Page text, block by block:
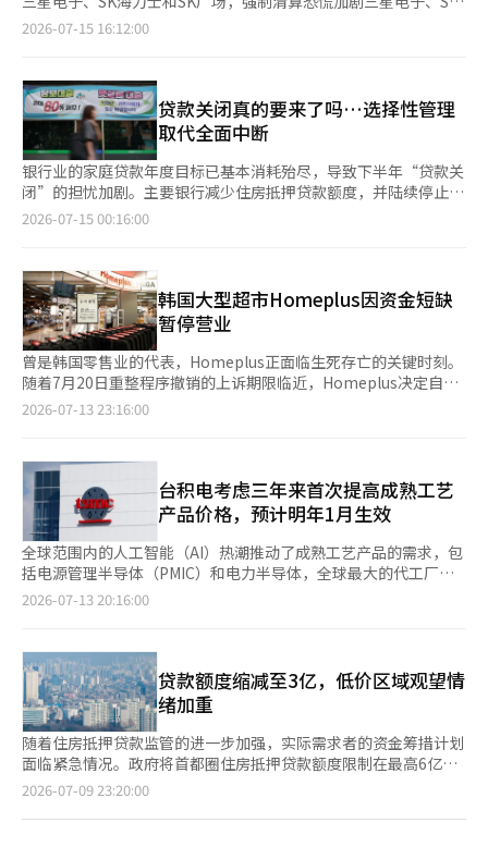
据当地消费特征和区域商业特点进行战略性开店，进一步加大对东
南亚市场的攻势。BBQ目前在57个国家运营着800多家海外门店。
中心，持续扩大品牌据点，进一步巩固在越南的业务基础。未来，
我们将继续围绕主要城市的战略商业区提升品牌竞争力，持续拓展
东南亚市场。”※ 本报道经人工智能（AI）系统翻译与编辑。
倍，7-Eleven中国游客消费额激增96倍，欧利芙洋（Olive
Young）瑞山门店外籍游客销售额也增长2.5倍。 济州方面，在中
长19%，Olive Young西归浦门店销售额增长94%，接近翻倍。这
一趋势显示，外籍游客消费正从传统购物场所扩展至便利店、美妆
店等日常生活消费渠道。 百货店方面，今年上半年，乐天百货釜
山总店、乐天购物中心东釜山店外籍游客销售额同比分别增长
125%和150%，新世界百货Centum City店增长约226%。业内认
为，外籍游客消费正逐步从首尔核心商圈向地方主要商圈扩散。
这一变化与外籍游客赴地方旅游人数持续增加密切相关。韩国机场
公社数据显示，今年1至5月，经金海、济州、大邱、清州和襄阳五
历史新高，增幅远高于首都圈机场的水平（17%）。随着国际航线
陆续恢复、邮轮停靠港不断增加，外籍游客的活动范围正持续扩
大。 旅游平台数据也印证了这一趋势。携程集团数据显示，今年7
至8月旅游旺季期间，外籍游客在韩国国内铁路预订量同比增长约
161%。其中，首尔至大田线路增幅最为突出，达1840%；首尔至
全州增长989%，首尔至江陵增长415%，首尔至庆州增长300%。
携程目前正与加平小法国村、南怡岛、济州等地方旅游景点合作推
出旅游产品，并加强与釜山市、庆尚北道及忠清南北道等地方政府
扣活动；百货店则扩大人工智能（AI）实时翻译服务和全球支付系
统，引入中国线上平台，并推出针对不同国家游客的定制促销，以
提升外籍游客的购物便利性。业内人士认为，随着外籍游客持续流
向地方，韩国零售业的竞争正从首尔进一步延伸至全国各地。
海力士和SK广场等四只股票的信用余额达到11兆2837亿韩元，占
能大型股暴跌20%至30%，韩国综合股价指数也经历了三次约8%
的大幅下跌，个人投资者的损失加剧。本月的强制平仓规模达到
4520亿韩元，日均超过500亿韩元，是上半年平均水平的两倍，13
日的急剧下跌引发了进一步强制清算的可能性。证券界认为，韩国
综合股价指数能否守住6500点将成为未来反弹的分水岭，尽管当
天外资和机构进行了低价买入，韩国综合股价指数反弹了0.73%，
但波动性依然较高。◆主要报告▷SK海力士业绩展望下调，未来
证券“第二季度营业利润预期下调12%”-未来资产证券和韩国投
明年的业绩预测。-由于长期供应合同（LTA）比例扩大和HBM销
售结构的影响，第二季度营业利润预计将低于市场共识。-不过，
此次业绩调整被认为是由于合同结构变化而非行业恶化，HBM主
导的结构性增长和供应不足的趋势依然有效。-证券公司维持目标
股价（未来资产420万韩元、韩国投资380万韩元）和投资评级，
预计中长期业绩增长趋势将持续。◆市场收盘后（14日）主要公告
▷凯姆制药，10亿韩元第三方配售增资▷纽因特克，30亿韩元第
三方配售增资▷韩美半导体第二季度营业利润1303亿韩元◆基金
-174亿韩元◆今日（周三）主要日程中国-国内生产总值增长率
（第二季度）、工业生产（6月）、零售销售（6月）、固定资产投
资（6月）美国-生产者物价指数（6月）、纽约联储指数（7月）、
美联储褐皮书※ 本报道经人工智能（AI）系统翻译与编辑。
2026-07-15 16:12:00
贷款关闭真的要来了吗…选择性管理
取代全面中断
银行业的家庭贷款年度目标已基本消耗殆尽，导致下半年“贷款关
闭”的担忧加剧。主要银行减少住房抵押贷款额度，并陆续停止贷
款招募，令新贷款窗口可能完全关闭的担忧不断蔓延。14日金融界
行0.71%。据悉，银行与金融监督院协调的年度目标剩余金额仅约
9500亿韩元。然而，业内普遍认为，银行业整体同时停止住房贷
款和信用贷款的“全面关闭”可能性较低。因为现有贷款的偿还将
产生额外的处理能力，各银行的剩余额度和产品的增长速度也不
同。因此，简单将剩余目标金额9500亿韩元解读为新贷款可能金
额并不准确。因此，银行们选择不一口气关闭贷款窗口，而是通过
不同的产品、额度和接收渠道进行分层管理，这被称为“选择性配
给”。国民银行、新韩银行、哈拿银行和农协银行在限制通过贷款
请。各银行的应对措施也各不相同。国民银行最近将用于购房的住
房抵押贷款额度从最高6亿韩元减少至3亿韩元。我们的银行将透支
新额度降低至5000万韩元，农协银行则限制在年收入的50%以
内。相对而言，企业银行和部分地方银行仍维持信用贷款的规定。
同一借款人选择不同银行的不同产品和渠道，贷款的可能性也会有
所不同。问题在于，如果各银行设置不同的门槛，可能会导致需求
相对充裕的金融公司吸引更多客户。一家银行收紧贷款后，需求可
能转向另一家银行，而该银行也可能随之加强限制，形成连锁反
联网银行的信用贷款申请激增，出现了上午就结束接收的“开放
跑”。银行业被挤出的需求可能转向第二金融领域，形成气球效
应。金融委员会表示，上个月第二金融领域的家庭贷款增加了
7000亿韩元，增幅较上月的3000亿韩元有所扩大。下半年，这种
趋势可能会持续。银行业整体不会同时关闭，而是先耗尽目标的银
行和增长迅速的产品将提高门槛，随后需求集中在其他银行的情况
可能会反复出现。
2026-07-15 00:16:00
韩国大型超市Homeplus因资金短缺
暂停营业
曾是韩国零售业的代表，Homeplus正面临生死存亡的关键时刻。
随着7月20日重整程序撤销的上诉期限临近，Homeplus决定自13
日起因运营资金枯竭而暂时停止所有超市营业。由于无法支付商品
序，如果在20日前未能筹集到2000亿韩元的运营资金，
Homeplus将面临清算的可能性加大。 Homeplus的危机不仅是单
一企业的失败，而是涉及全国数万名员工、合作企业、供应商及入
驻小商户生计的社会性问题。一家大型超市的关闭将对周边商业和
地方经济造成连锁冲击。因此，此次事件需要所有利益相关者以负
责任的态度寻找解决方案。 此次危机的核心在于大股东MBK
Partners的经营方式。MBK在2015年以超过7万亿韩元的资金收购
了Homeplus，但在很大程度上依赖于以被收购企业资产为担保的
中心，其中一些通过售后回租（Sale and Leaseback）方式运
营。虽然短期内获得了现金，但长期来看却削弱了稳定的收益基
础。 更大的问题在于，在此期间，零售业的格局发生了彻底变
化。Coupang和Naver Shopping等电商企业积极投资物流和数字
化转型，重塑市场。其他竞争对手也投入巨资增强在线竞争力。然
而，Homeplus因巨额的利息和租金负担而无法积极进行未来投
资。只专注于眼前的财务改善，导致失去了未来的增长动力，代价
十分沉重。 对于“MBK责任论”，MBK声称其通过购买次级债券
等方式提供了数千亿韩元的支持。然而，市场的反应却冷淡。如果
2026-07-13 23:16:00
台积电考虑三年来首次提高成熟工艺
产品价格，预计明年1月生效
全球范围内的人工智能（AI）热潮推动了成熟工艺产品的需求，包
括电源管理半导体（PMIC）和电力半导体，全球最大的代工厂台
积电正在考虑提高成熟工艺产品的价格。 根据7月13日《台湾经济
同，预计将于明年1月开始实施。成熟工艺通常指28纳米（㎚）及
以上的工艺，意味着经过一段时间后技术和良率稳定的半导体制造
工艺。 台积电自新冠疫情以来首次提高成熟工艺价格。具体的涨
幅将在今年第四季度确定，业内预计涨幅为个位数。 价格上涨的
趋势最早出现在先进工艺中。由于台积电的先进工艺生产能力持续
处于供不应求状态，3纳米（㎚）等主要工艺的价格相继上涨，成
熟工艺的价格也开始跟随上涨。 业内人士认为，AI半导体的需求已
经从图形处理器（GPU）和高性能计算（HPC）等先进工艺领域扩
展到周边的电源管理半导体和电力半导体等成熟工艺领域。 自今
2026-07-13 20:16:00
贷款额度缩减至3亿，低价区域观望情
绪加重
随着住房抵押贷款监管的进一步加强，实际需求者的资金筹措计划
面临紧急情况。政府将首都圈住房抵押贷款额度限制在最高6亿韩
元后，KB国民银行又将住房购置贷款额度降低至3亿韩元。市场预
的萎缩和租赁市场的不安也可能蔓延。 据行业消息，KB国民银行
2026-07-09 23:20:00
页